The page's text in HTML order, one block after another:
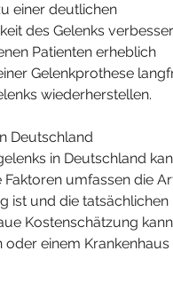
einer deutlichen
des Gelenks
Patienten erheblich
Gelenkprothese
wiederherstellen.
Deutschland
in Deutschland
Faktoren umfassen die
ist und die tatsächlichen
Kostenschätzung
einem Krankenhaus